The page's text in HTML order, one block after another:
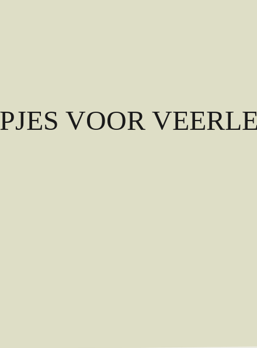
VOOR VEERLE